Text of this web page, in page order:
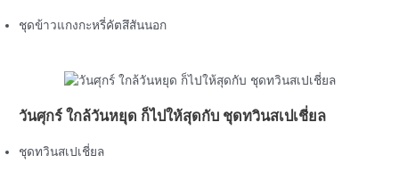
ชุดข้าวแกงกะหรี่คัตสึสันนอก
วันศุกร์ ใกล้วันหยุด ก็ไปให้สุดกับ ชุดทวินสเปเชี่ยล
ชุดทวินสเปเชี่ยล